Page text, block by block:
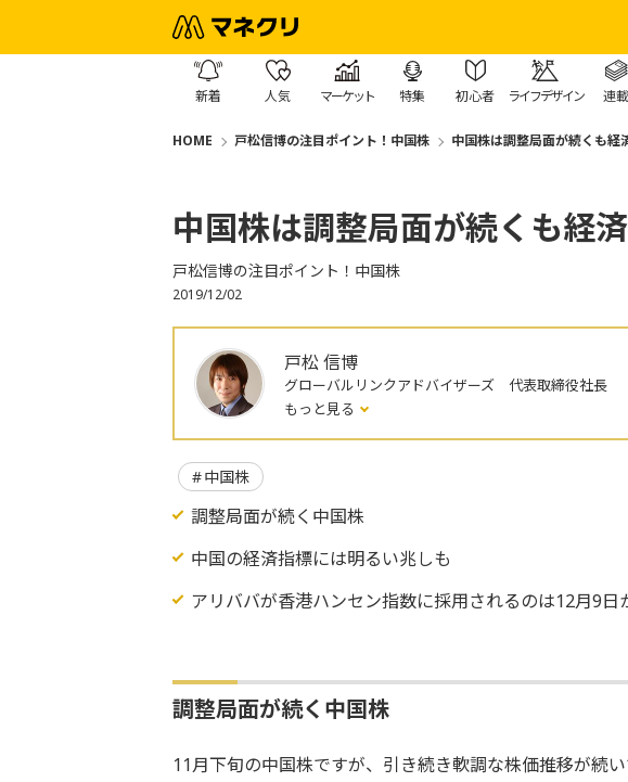
新着 人気 マーケット 特集 初心者 ライフデザイン 連載
HOME 戸松信博の注目ポイント！中国株 中国株は調整局面が続くも経
中国株は調整局面が続くも経
戸松信博の注目ポイント！中国株
2019/12/02
戸松 信博
グローバルリンクアドバイザーズ 代表取締役社長
もっと見る
中国株
調整局面が続く中国株
中国の経済指標には明るい兆しも
アリババが香港ハンセン指数に採用されるのは12月9日
調整局面が続く中国株
11月下旬の中国株ですが、引き続き軟調な株価推移が続い